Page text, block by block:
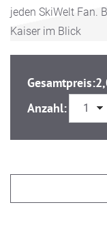
jeden SkiWelt Fan.
Kaiser im Blick
Gesamtpreis:
Anzahl: